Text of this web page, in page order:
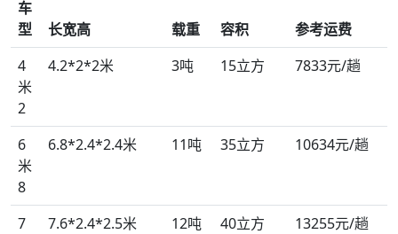
车
型
长宽高 载重 容积
参考运费
4
米
2
4.2*2*2米 3吨 15立方 7833元/趟
6
米
8
6.8*2.4*2.4米 11吨 35立方 10634元/趟
7
7.6*2.4*2.5米 12吨 40立方 13255元/趟